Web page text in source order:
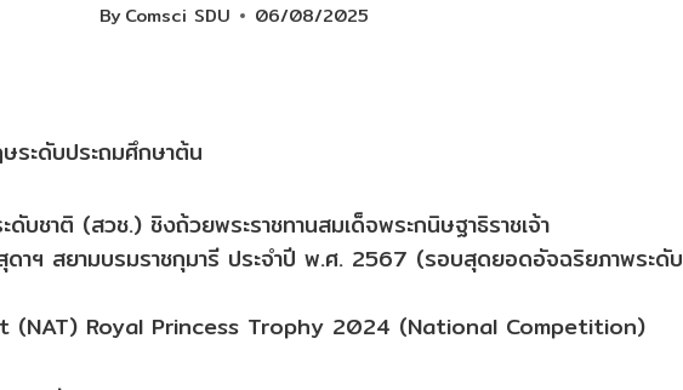
ByComsci SDU 06/08/2025
ระดับประถมศึกษาต้น
ดับชาติ (สวช.) ชิงถ้วยพระราชทานสมเด็จพระกนิษฐาธิราชเจ้า
ดาฯ สยามบรมราชกุมารี ประจำปี พ.ศ. 2567 (รอบสุดยอดอัจฉริยภาพระดับ
(NAT) Royal Princess Trophy 2024 (National Competition)